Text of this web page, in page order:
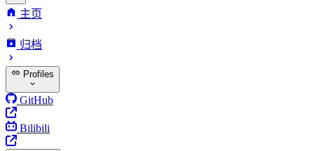
主页
归档
Profiles
GitHub
Bilibili